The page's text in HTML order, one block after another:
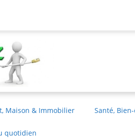
Maison & Immobilier Santé,
quotidien